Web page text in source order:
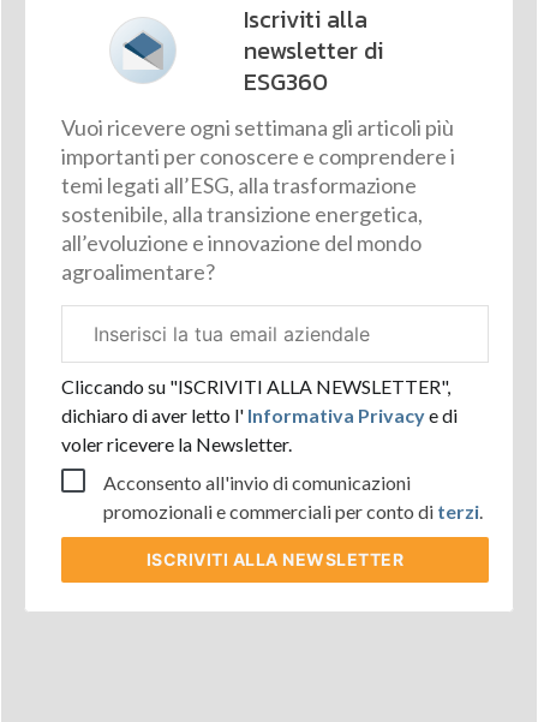
Iscriviti alla
newsletter di
ESG360
Vuoi ricevere ogni settimana gli articoli più
importanti per conoscere e comprendere i
temi legati all’ESG, alla trasformazione
sostenibile, alla transizione energetica,
all’evoluzione e innovazione del mondo
agroalimentare?
aziendale
Cliccando su "ISCRIVITI ALLA NEWSLETTER",
dichiaro di aver letto l'Informativa Privacye di
voler ricevere la Newsletter.
Acconsento all'invio di comunicazioni
promozionali e commerciali per conto di terzi.
ISCRIVITI ALLA NEWSLETTER